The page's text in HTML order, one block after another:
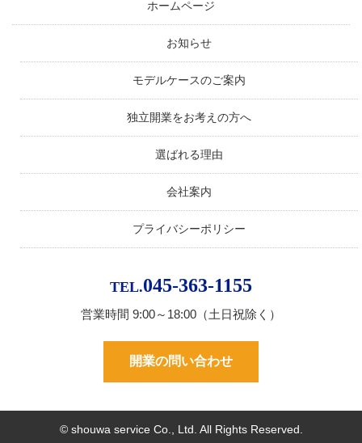
ホームページ
お知らせ
モデルケースのご案内
独立開業をお考えの方へ
選ばれる理由
会社案内
プライバシーポリシー
TEL.045-363-1155
営業時間 9:00～18:00（土日祝除く）
開業の問い合わせ
© shouwa service Co., Ltd. All Rights Reserved.